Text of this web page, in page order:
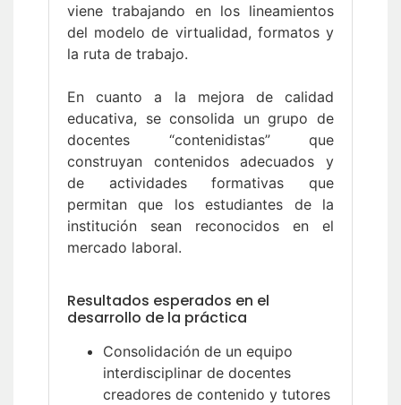
viene trabajando en los lineamientos
del modelo de virtualidad, formatos y
la ruta de trabajo.
En cuanto a la mejora de calidad
educativa, se consolida un grupo de
docentes “contenidistas” que
construyan contenidos adecuados y
de actividades formativas que
permitan que los estudiantes de la
institución sean reconocidos en el
mercado laboral.
Resultados esperados en el
desarrollo de la práctica
Consolidación de un equipo
interdisciplinar de docentes
creadores de contenido y tutores